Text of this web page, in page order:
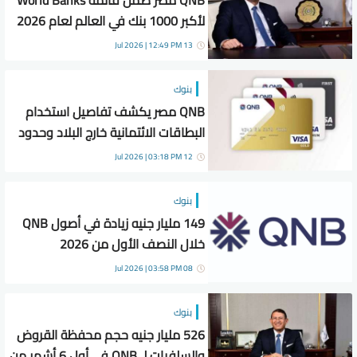
لأكبر 1000 بنك في العالم لعام 2026
13 Jul 2026 | 12:49 PM
بنوك
QNB مصر يكشف تفاصيل استخدام
البطاقات الائتمانية خارج البلاد وحدود
الشراء والسحب
12 Jul 2026 | 03:18 PM
بنوك
149 مليار جنيه زيادة في أصول QNB
خلال النصف الأول من 2026
08 Jul 2026 | 03:58 PM
بنوك
526 مليار جنيه حجم محفظة القروض